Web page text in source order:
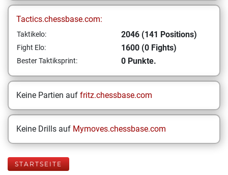
Tactics.chessbase.com:
Taktikelo: 2046 (141 Positions)
Fight Elo: 1600 (0 Fights)
Bester Taktiksprint: 0 Punkte.
Keine Partien auf fritz.chessbase.com
Keine Drills auf Mymoves.chessbase.com
STARTSEITE